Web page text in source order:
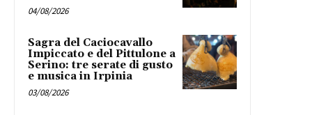
04/08/2026
Sagra del Caciocavallo
Impiccato e del Pittulone a
Serino: tre serate di gusto
e musica in Irpinia
03/08/2026